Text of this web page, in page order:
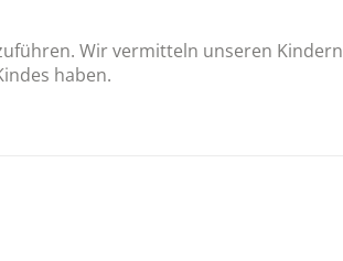
Wir vermitteln unseren Kindern
haben.